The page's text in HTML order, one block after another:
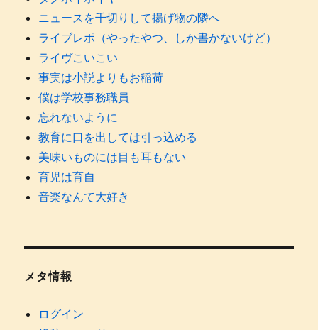
ニュースを千切りして揚げ物の隣へ
ライブレポ（やったやつ、しか書かないけど）
ライヴこいこい
事実は小説よりもお稲荷
僕は学校事務職員
忘れないように
教育に口を出しては引っ込める
美味いものには目も耳もない
育児は育自
音楽なんて大好き
メタ情報
ログイン